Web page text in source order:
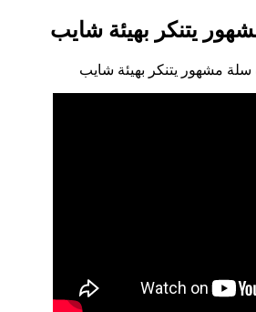
يتنكر بهيئة شايب
مشهور يتنكر بهيئة شايب